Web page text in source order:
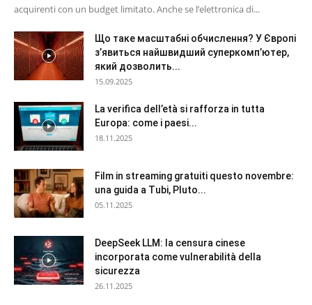
acquirenti con un budget limitato. Anche se l’elettronica di...
Що таке масштабні обчислення? У Європі
з’явиться найшвидший суперкомп’ютер,
який дозволить...
15.09.2025
La verifica dell’età si rafforza in tutta
Europa: come i paesi...
18.11.2025
Film in streaming gratuiti questo novembre:
una guida a Tubi, Pluto...
05.11.2025
DeepSeek LLM: la censura cinese
incorporata come vulnerabilità della
sicurezza
26.11.2025